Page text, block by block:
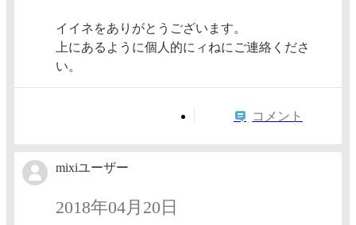
イイネをありがとうございます。
上にあるように個人的にィねにご連絡くださ
い。
コメント
mixiユーザー
2018年04月20日